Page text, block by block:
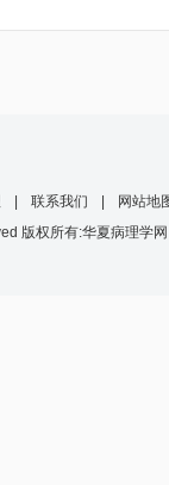
联系我们
网站地
版权所有:华夏病理学